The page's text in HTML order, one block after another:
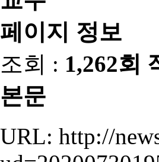
페이지 정보
조회 : 1,262회
본문
URL: http://